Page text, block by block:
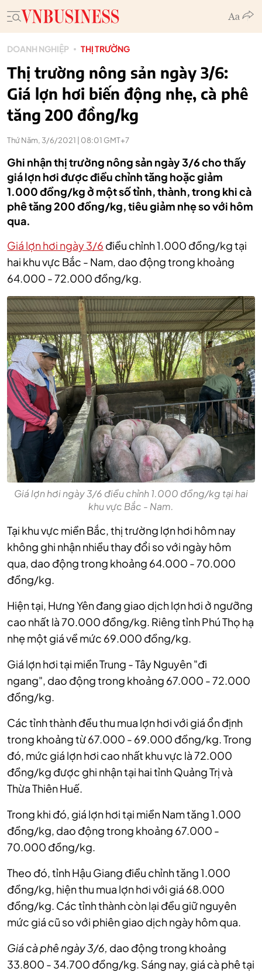
DOANH NGHIỆP THỊ TRƯỜNG
Thị trường nông sản ngày 3/6:
Giá lợn hơi biến động nhẹ, cà phê
tăng 200 đồng/kg
Thứ Năm, 3/6/2021 | 08:01 GMT+7
Ghi nhận thị trường nông sản ngày 3/6 cho thấy
giá lợn hơi được điều chỉnh tăng hoặc giảm
1.000 đồng/kg ở một số tỉnh, thành, trong khi cà
phê tăng 200 đồng/kg, tiêu giảm nhẹ so với hôm
qua.
Giá lợn hơi ngày 3/6 điều chỉnh 1.000 đồng/kg tại
hai khu vực Bắc - Nam, dao động trong khoảng
64.000 - 72.000 đồng/kg.
Giá lợn hơi ngày 3/6 điều chỉnh 1.000 đồng/kg tại hai
khu vực Bắc - Nam.
Tại khu vực miền Bắc, thị trường lợn hơi hôm nay
không ghi nhận nhiều thay đổi so với ngày hôm
qua, dao động trong khoảng 64.000 - 70.000
đồng/kg.
Hiện tại, Hưng Yên đang giao dịch lợn hơi ở ngưỡng
cao nhất là 70.000 đồng/kg. Riêng tỉnh Phú Thọ hạ
nhẹ một giá về mức 69.000 đồng/kg.
Giá lợn hơi tại miền Trung - Tây Nguyên "đi
ngang", dao động trong khoảng 67.000 - 72.000
đồng/kg.
Các tỉnh thành đều thu mua lợn hơi với giá ổn định
trong khoảng từ 67.000 - 69.000 đồng/kg.Trong
đó, mức giá lợn hơi cao nhất khu vực là 72.000
đồng/kg được ghi nhận tại hai tỉnh Quảng Trị và
Thừa Thiên Huế.
Trong khi đó, giá lợn hơi tại miền Nam tăng 1.000
đồng/kg, dao động trong khoảng 67.000 -
70.000 đồng/kg.
Theo đó, tỉnh Hậu Giang điều chỉnh tăng 1.000
đồng/kg, hiện thu mua lợn hơi với giá 68.000
đồng/kg. Các tỉnh thành còn lại đều giữ nguyên
mức giá cũ so với phiên giao dịch ngày hôm qua.
Giá cà phê ngày 3/6, dao độngtrong khoảng
33.800 - 34.700 đồng/kg. Sáng nay, giá cà phê tại